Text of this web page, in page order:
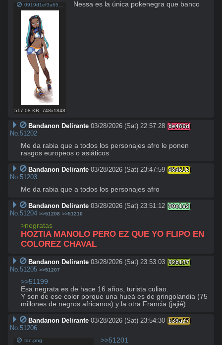
517.08 KB ,748x1848
Nessa es la única pokenegra que banco
Bandanon Delirante 03/28/2026 (Sat) 22:57:28 de486d
No. 51202
Me da rabia que a todos los personajes afro le ponen
rasgos europeos o asiáticos
Bandanon Delirante 03/28/2026 (Sat) 23:47:59 d8d615
No. 51203
Me da rabia que a todos los personajes afro
Bandanon Delirante 03/28/2026 (Sat) 23:51:12 90e1a2
No. 51204 >>51208 >>51210
>negratas
HOZTIA MANOLO PERO EZ QUE YO FLIPO EN
COLOREZ CHAVAL
Bandanon Delirante 03/28/2026 (Sat) 23:53:03 92b137
No. 51205 >>51207
>>51199
Esa negrata es de hace 16 años, turista culiao.
Y son de ese color porque una hueá es de gringolandia (75
millones de negros africanos) y la otra Francia (jajié).
Bandanon Delirante 03/28/2026 (Sat) 23:54:30 b39a37
No. 51206
tan.png
>>51201